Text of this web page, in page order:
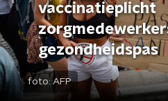
vaccinatieplicht
gezondheidspas
foto: AFP